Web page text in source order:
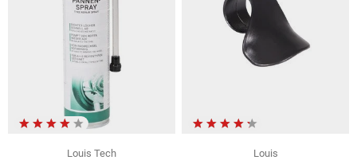
Louis Tech
Louis